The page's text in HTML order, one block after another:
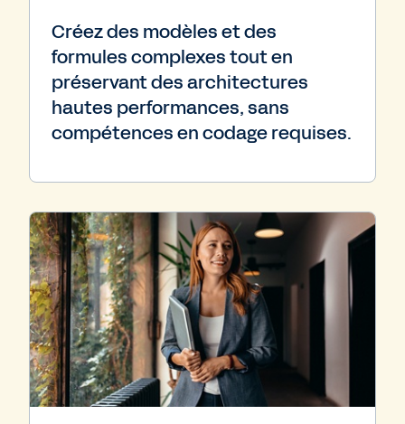
Créez des modèles et des
formules complexes tout en
préservant des architectures
hautes performances, sans
compétences en codage requises.